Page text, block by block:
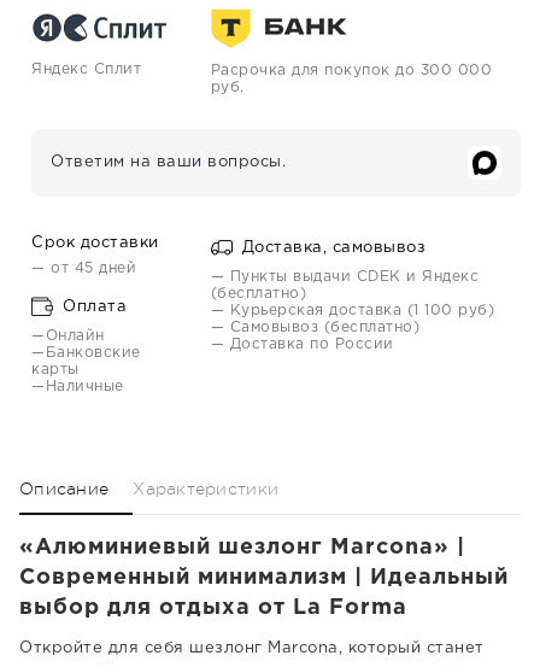
Яндекс Сплит
Расрочка для покупок до 300 000
руб.
Ответим на ваши вопросы.
Срок доставки
— от 45 дней
Оплата
—Онлайн
—Банковские
карты
—Наличные
Доставка, самовывоз
— Пункты выдачи CDEK и Яндекс
(бесплатно)
— Курьерская доставка (1 100 руб)
— Самовывоз (бесплатно)
— Доставка по России
Описание Характеристики
«Алюминиевый шезлонг Marcona» |
Современный минимализм | Идеальный
выбор для отдыха от La Forma
Откройте для себя шезлонг Marcona, который станет